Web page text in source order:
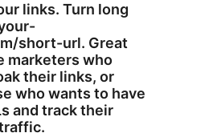
links. Turn long
short-url. Great
marketers who
their links, or
who wants to have
and track their